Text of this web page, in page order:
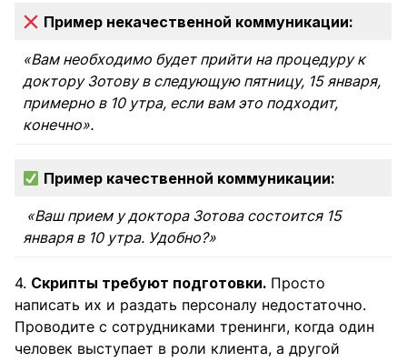
Пример некачественной коммуникации:
«Вам необходимо будет прийти на процедуру к
доктору Зотову в следующую пятницу, 15 января,
примерно в 10 утра, если вам это подходит,
конечно».
Пример качественной коммуникации:
«Ваш прием у доктора Зотова состоится 15
января в 10 утра. Удобно?»
4. Скрипты требуют подготовки. Просто
написать их и раздать персоналу недостаточно.
Проводите с сотрудниками тренинги, когда один
человек выступает в роли клиента, а другой